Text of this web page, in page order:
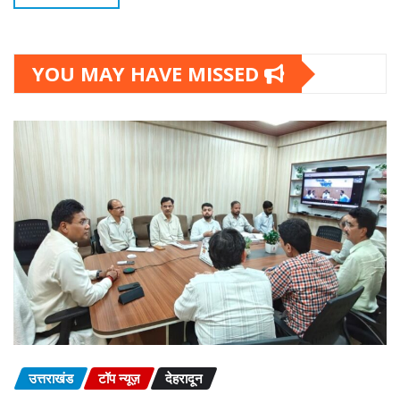
YOU MAY HAVE MISSED
उत्तराखंड टॉप न्यूज़ देहरादून